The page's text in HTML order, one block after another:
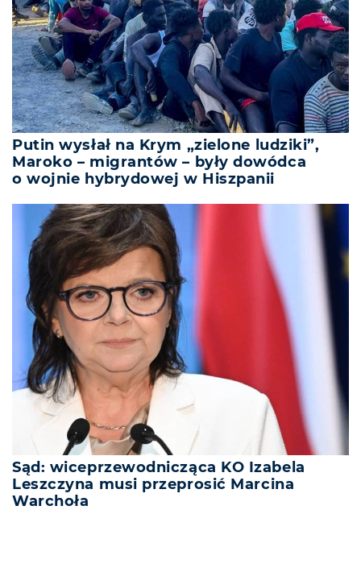
Putin wysłał na Krym „zielone ludziki”,
Maroko – migrantów – były dowódca
o wojnie hybrydowej w Hiszpanii
Sąd: wiceprzewodnicząca KO Izabela
Leszczyna musi przeprosić Marcina
Warchoła